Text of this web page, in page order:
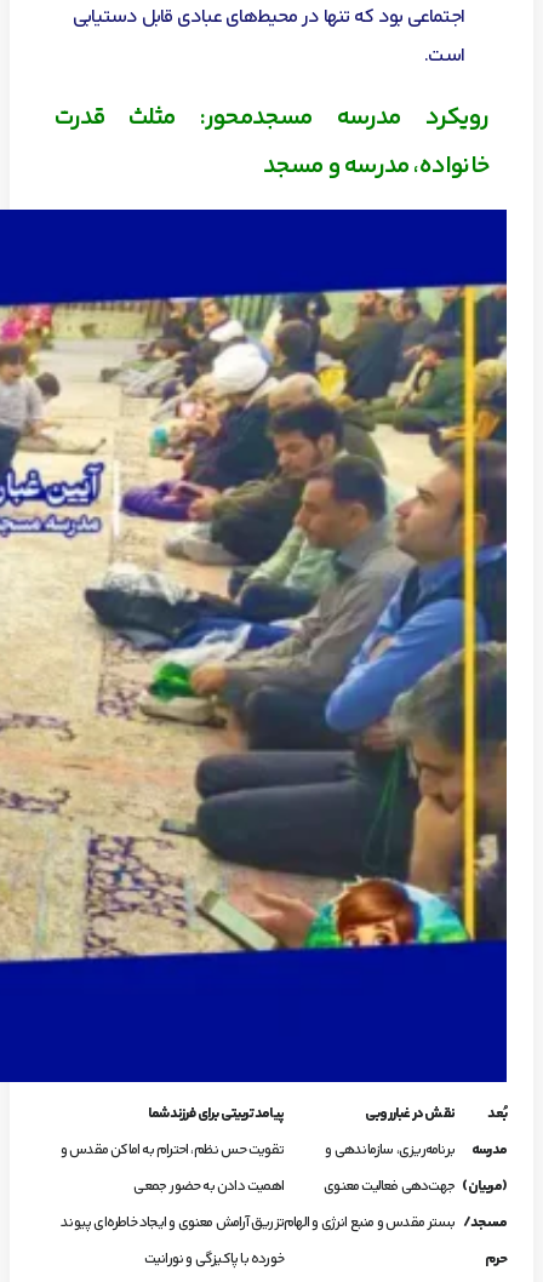
اجتماعی بود که تنها در محیط‌های عبادی قابل دستیابی
است.
رویکرد مدرسه مسجدمحور: مثلث قدرت
خانواده، مدرسه و مسجد
بُعد نقش در غبارروبی
پیامد تربیتی برای فرزند شما
مدرسه
(مربیان)
برنامه‌ریزی، سازماندهی و
جهت‌دهی فعالیت معنوی
تقویت حس نظم، احترام به اماکن مقدس و
اهمیت دادن به حضور جمعی
مسجد/
حرم
بستر مقدس و منبع انرژی و الهامتزریق آرامش معنوی و ایجاد خاطره‌ای پیوند
خورده با پاکیزگی و نورانیت